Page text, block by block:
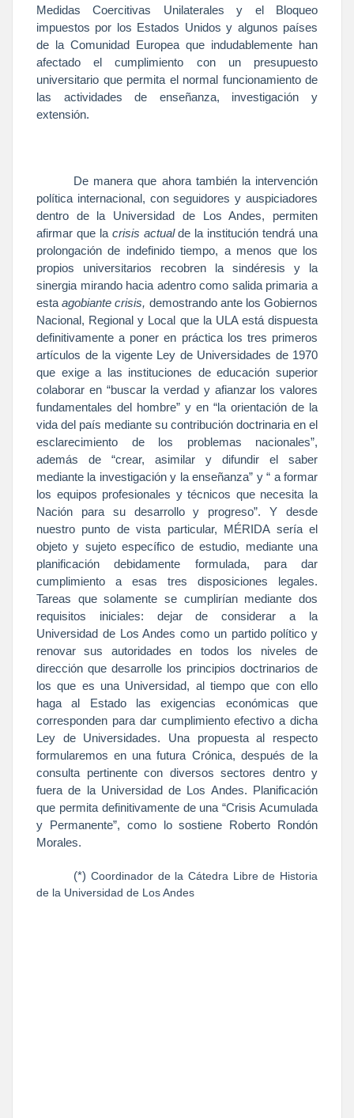
Medidas Coercitivas Unilaterales y el Bloqueo
impuestos por los Estados Unidos y algunos países
de
la Comunidad Europea que indudablemente han
afectado el cumplimiento con un presupuesto
universitario que permita el normal funcionamiento de
las actividades de enseñanza, investigación y
extensión.
De manera que ahora también la intervención
política internacional, con seguidores y auspiciadores
dentro de
la Universidad
de Los Andes, permiten
afirmar que la crisis actualde la institución tendrá una
prolongación de indefinido tiempo, a menos que los
propios universitarios recobren la sindéresis y la
sinergia mirando hacia adentro como salida primaria a
estaagobiante crisis, demostrando ante los Gobiernos
Nacional, Regional y Local que la ULAestá dispuesta
definitivamente a poner en práctica los tres primeros
artículos de la vigente Ley de Universidades de 1970
que exige a las instituciones de educación superior
colaborar en “buscar la verdad y afianzar los valores
fundamentales del hombre” y en “la orientación de la
vida del país mediante su contribución doctrinaria en el
esclarecimiento de los problemas nacionales”,
además de “crear, asimilar y difundir el saber
mediante la investigación y la enseñanza” y “ a formar
los equipos profesionales y técnicos que necesita
la
Nación para su desarrollo y progreso”. Y desde
nuestro punto de vista particular, MÉRIDA sería el
objeto y sujeto específico de estudio, mediante una
planificación debidamente formulada, para dar
cumplimiento a esas tres disposiciones legales.
Tareas que solamente se cumplirían mediante dos
requisitos iniciales: dejar de considerar a
la
Universidad de Los Andes como un partido político y
renovar sus autoridades en todos los niveles de
dirección que desarrolle los principios doctrinarios de
los que es una Universidad, al tiempo que con ello
haga al Estado las exigencias económicas que
corresponden para dar cumplimiento efectivo a dicha
Ley de Universidades. Una propuesta al respecto
formularemos en una futura Crónica, después de la
consulta pertinente con diversos sectores dentro y
fuera de
la Universidad de Los Andes. Planificación
que permita definitivamente de una “Crisis Acumulada
y Permanente”, como lo sostiene Roberto Rondón
Morales.
(*) Coordinador de la Cátedra Librede Historia
de la Universidad de Los Andes